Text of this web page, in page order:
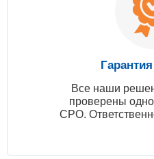
Все наши
проверены
СРО.